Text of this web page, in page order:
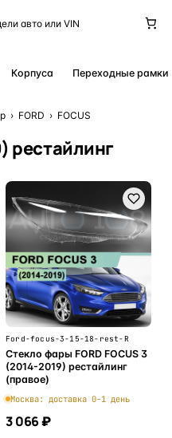
Корпуса Переходные рамки
› FORD › FOCUS
рестайлинг
Ford-focus-3-15-18-rest-R
Стекло фары FORD FOCUS 3
(2014-2019) рестайлинг
(правое)
Москва: доставка 0-1 день
3 066 ₽